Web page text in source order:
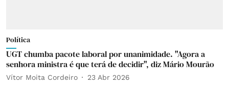
Política
UGT chumba pacote laboral por unanimidade. "Agora a
senhora ministra é que terá de decidir", diz Mário Mourão
Vítor Moita Cordeiro 23 Abr 2026